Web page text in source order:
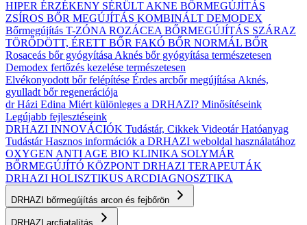
HIPER ÉRZÉKENY SÉRÜLT AKNE BŐRMEGÚJÍTÁS
ZSÍROS BŐR MEGÚJÍTÁS KOMBINÁLT DEMODEX
Bőrmegújítás T-ZÓNA ROZÁCEA BŐRMEGÚJÍTÁS SZÁRAZ
TÖRŐDÖTT, ÉRETT BŐR FAKÓ BŐR NORMÁL BŐR
Rosaceás bőr gyógyítása Aknés bőr gyógyítása természetesen
Demodex fertőzés kezelése természetesen
Elvékonyodott bőr felépítése Érdes arcbőr megújítása Aknés,
gyulladt bőr regenerációja
dr Házi Edina Miért különleges a DRHAZI? Minősítéseink
Legújabb fejlesztéseink
DRHAZI INNOVÁCIÓK Tudástár, Cikkek VideotárHatóanyag
TudástárHasznos információk a DRHAZI weboldal használatához
OXYGEN ANTI AGE BIO KLINIKA SOLYMÁR
BŐRMEGÚJÍTÓ KÖZPONT DRHAZI TERAPEUTÁK
DRHAZI HOLISZTIKUS ARCDIAGNOSZTIKA
DRHAZI bőrmegújítás arcon és fejbőrön
DRHAZI arcfiatalítás